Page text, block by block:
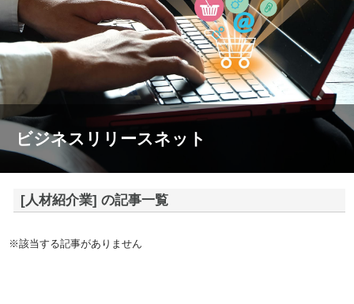
ビジネスリリースネット
[人材紹介業] の記事一覧
※該当する記事がありません